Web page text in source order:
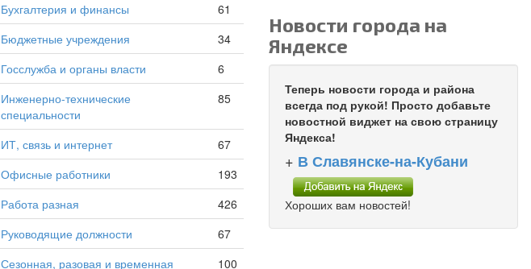
Бухгалтерия и финансы
61
Бюджетные учреждения
34
Госслужба и органы власти
6
Инженерно-технические
специальности
85
ИТ, связь и интернет
67
Офисные работники
193
Работа разная
426
Руководящие должности
67
Сезонная, разовая и временная
100
Новости города на
Яндексе
Теперь новости города и района
всегда под рукой! Просто добавьте
новостной виджет на свою страницу
Яндекса!
+ В Славянске-на-Кубани
Хороших вам новостей!